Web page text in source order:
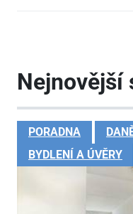
Nejnovější
PORADNA
BYDLENÍ A ÚVĚRY